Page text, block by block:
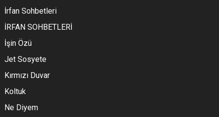
İrfan Sohbetleri
İRFAN SOHBETLERİ
İşin Özü
Jet Sosyete
Kırmızı Duvar
Koltuk
Ne Diyem